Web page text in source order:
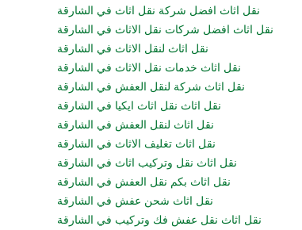
نقل اثاث افضل شركة نقل اثاث في الشارقة
نقل اثاث افضل شركات نقل الاثاث في الشارقة
نقل اثاث لنقل الاثاث في الشارقة
نقل اثاث خدمات نقل الاثاث في الشارقة
نقل اثاث شركة لنقل العفش في الشارقة
نقل اثاث نقل اثاث ايكيا في الشارقة
نقل اثاث لنقل العفش في الشارقة
نقل اثاث تغليف الاثاث في الشارقة
نقل اثاث نقل وتركيب اثاث في الشارقة
نقل اثاث بكم نقل العفش في الشارقة
نقل اثاث شحن عفش في الشارقة
نقل اثاث نقل عفش فك وتركيب في الشارقة